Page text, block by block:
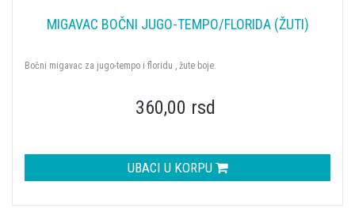
MIGAVAC BOČNI JUGO-TEMPO/FLORIDA (ŽUTI)
Bočni migavac za jugo-tempo i floridu , žute boje.
360,00 rsd
UBACI U KORPU